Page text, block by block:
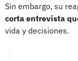
Sin embargo, su
corta entrevista
vida y decisiones.